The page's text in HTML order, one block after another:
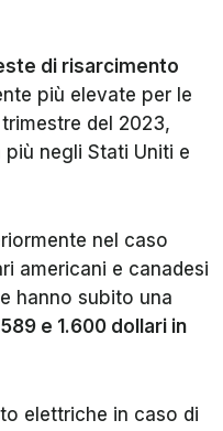
di risarcimento
più elevate per le
del 2023,
negli Stati Uniti e
nel caso
americani e canadesi
hanno subito una
e 1.600 dollari in
elettriche in caso di